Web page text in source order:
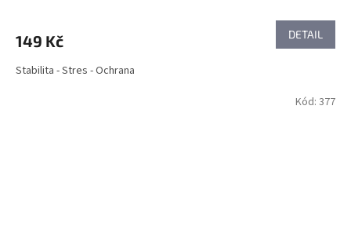
149 Kč DETAIL
Stabilita - Stres - Ochrana
Kód: 377